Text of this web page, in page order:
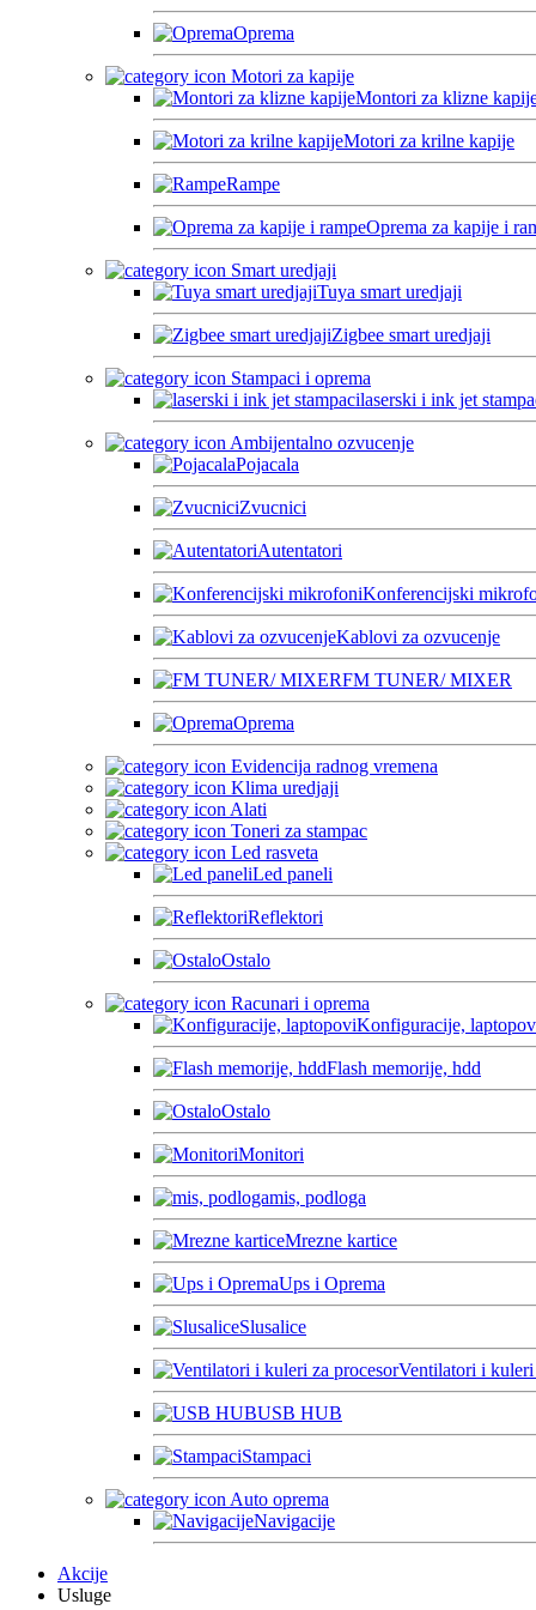
Oprema
Motori za kapije
Montori za klizne
Motori za krilne kapije
Rampe
Oprema za kapije i
Smart uredjaji
Tuya smart uredjaji
Zigbee smart uredjaji
Stampaci i oprema
laserski i ink jet
Ambijentalno ozvucenje
Pojacala
Zvucnici
Autentatori
Konferencijski
Kablovi za ozvucenje
FM TUNER/ MIXER
Oprema
Evidencija radnog vremena
Klima uredjaji
Alati
Toneri za stampac
Led rasveta
Led paneli
Reflektori
Ostalo
Racunari i oprema
Konfiguracije,
Flash memorije, hdd
Ostalo
Monitori
mis, podloga
Mrezne kartice
Ups i Oprema
Slusalice
Ventilatori i kuleri
USB HUB
Stampaci
Auto oprema
Navigacije
Akcije
Usluge